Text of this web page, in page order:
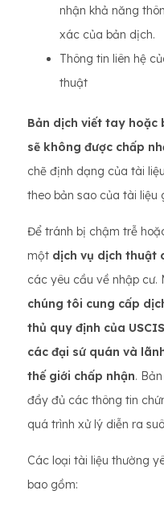
nhận khả năng
xác của bản dịch.
Thông tin liên hệ
thuật
Bản dịch viết tay
sẽ không được chấp
chẽ định dạng của tài
theo bản sao của tài liệu
Để tránh bị chậm trễ
một dịch vụ dịch thuật
các yêu cầu về nhập cư.
chúng tôi cung cấp
thủ quy định của
các đại sứ quán và
thế giới chấp nhận.
đầy đủ các thông tin
quá trình xử lý diễn ra
Các loại tài liệu thường
bao gồm: